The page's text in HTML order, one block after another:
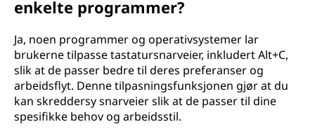
enkelte programmer?
Ja, noen programmer og operativsystemer lar
brukerne tilpasse tastatursnarveier, inkludert Alt+C,
slik at de passer bedre til deres preferanser og
arbeidsflyt. Denne tilpasningsfunksjonen gjør at du
kan skreddersy snarveier slik at de passer til dine
spesifikke behov og arbeidsstil.